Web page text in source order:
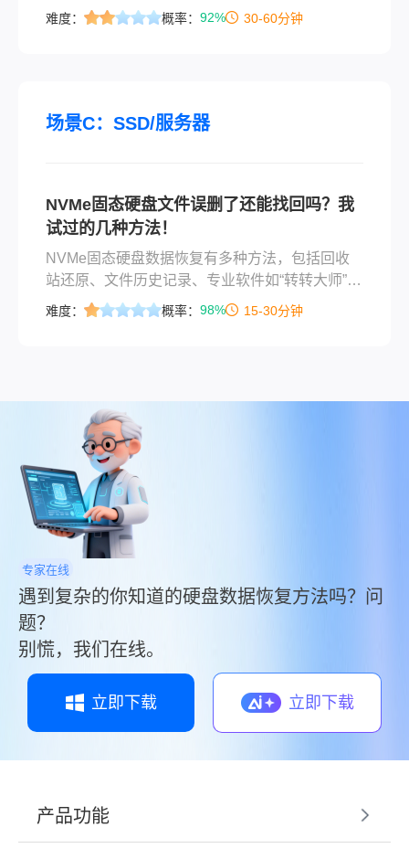
而，有时这一操作可能是无意中发生的，导致重
难度： 概率： 92% 30-60分钟
场景C：SSD/服务器
NVMe固态硬盘文件误删了还能找回吗？我
试过的几种方法！
NVMe固态硬盘数据恢复有多种方法，包括回收
站还原、文件历史记录、专业软件如“转转大师”、
命令提示符修复、分区重建及物理损坏处理。关
据丢失的根本。
难度： 概率： 98% 15-30分钟
专家在线
遇到复杂的你知道的硬盘数据恢复方法吗？问
题？
别慌，我们在线。
立即下载 立即下载
产品功能